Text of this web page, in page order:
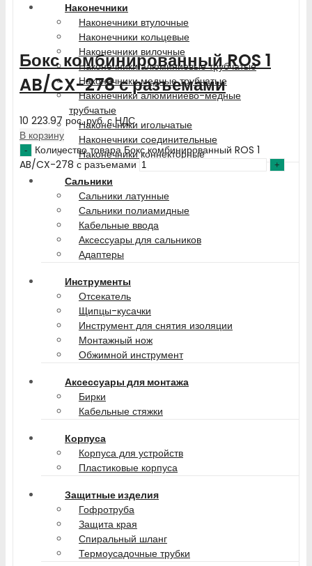
Наконечники
Наконечники втулочные
Наконечники кольцевые
Наконечники вилочные
Наконечники алюминиевые трубчатые
Наконечники медные трубчатые
Наконечники алюминиево-медные
трубчатые
Наконечники игольчатые
Наконечники соединительные
Наконечники коннекторные
Сальники
Сальники латунные
Сальники полиамидные
Кабельные ввода
Аксессуары для сальников
Адаптеры
Инструменты
Отсекатель
Щипцы-кусачки
Инструмент для снятия изоляции
Монтажный нож
Обжимной инструмент
Аксессуары для монтажа
Бирки
Кабельные стяжки
Корпуса
Корпуса для устройств
Пластиковые корпуса
Защитные изделия
Гофротруба
Защита края
Спиральный шланг
Термоусадочные трубки
Бокс комбинированный ROS 1
AB/CX-278 с разъемами
10 223.97 рос. руб.с НДС
В корзину
Количество товара Бокс комбинированный ROS 1
AB/CX-278 с разъемами